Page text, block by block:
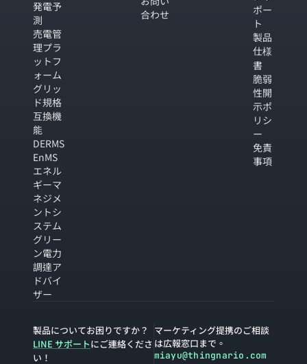
発電予
測
売電管
理プラ
ットフ
ォーム
グリッ
ド規格
互換機
能
DERMS
EnMS
エネル
ギーマ
ネジメ
ントシ
ステム
グリー
ン電力
調達ア
ドバイ
ザー
合わせ
ポー
ト
製品
仕様
書
脆弱
性開
示ポ
リシ
ー
免責
事項
製品についてお困りですか？
LINE サポートにご連絡くださ
い！
マーケティング提携のご相談
は広報窓口まで。
miayu@thingnario.com